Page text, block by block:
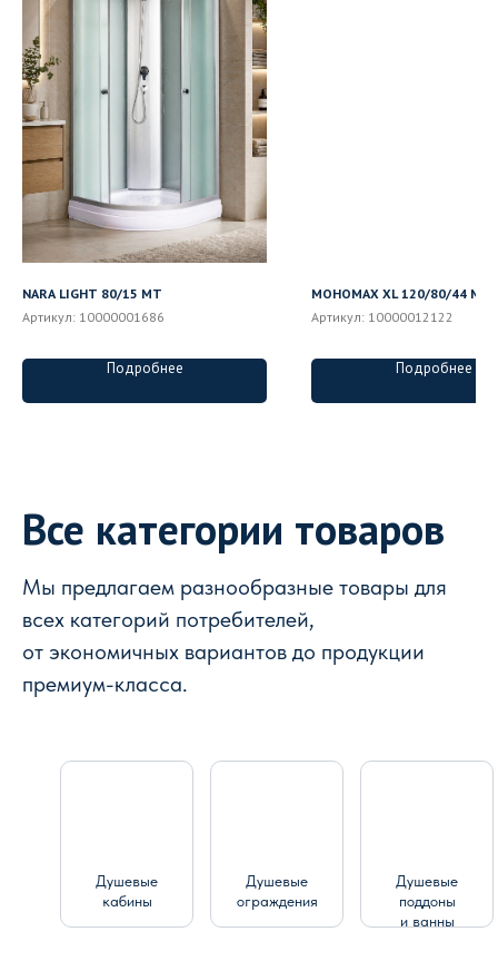
NARA LIGHT 80/15 MT
Артикул: 10000001686
Подробнее
МОНОМАХ XL 120/80/44 МЗ
Артикул: 10000012122
Подробнее
Все категории товаров
Мы предлагаем разнообразные товары для
всех категорий потребителей,
от экономичных вариантов до продукции
премиум-класса.
Душевые
кабины
Душевые
ограждения
Душевые
поддоны
и ванны